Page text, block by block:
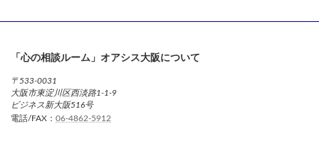
「心の相談ルーム」オアシス大阪について
〒533-0031
大阪市東淀川区西淡路1-1-9
ビジネス新大阪516号
電話/FAX： 06-4862-5912